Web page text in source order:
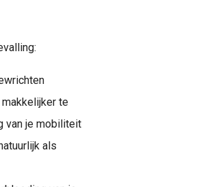
te
van je mobiliteit
als